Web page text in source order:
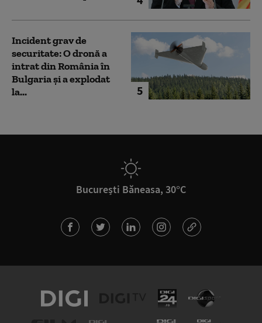
5
Incident grav de
securitate: O dronă a
intrat din România în
Bulgaria şi a explodat
la...
București Băneasa, 30°C